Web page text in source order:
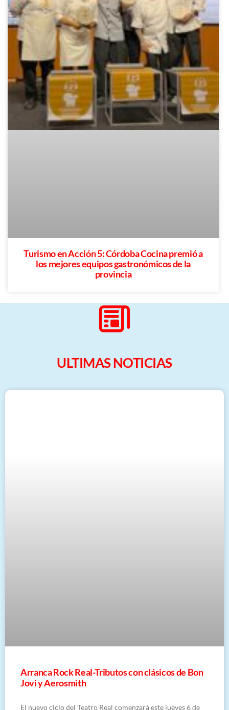
Turismo en Acción 5: Córdoba Cocina premió a
los mejores equipos gastronómicos de la
provincia
ULTIMAS NOTICIAS
Arranca Rock Real-Tributos con clásicos de Bon
Jovi y Aerosmith
El nuevo ciclo del Teatro Real comenzará este jueves 6 de